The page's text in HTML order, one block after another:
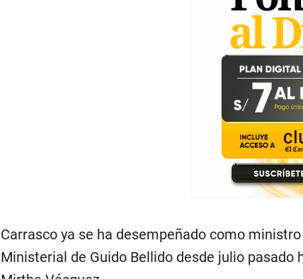
Carrasco ya se ha desempeñado como
Ministerial de Guido Bellido desde julio pasado